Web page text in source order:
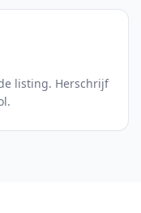
listing. Herschrijf